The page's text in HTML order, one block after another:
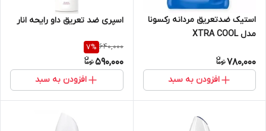
استیک ضدتعریق مردانه رکسونا
مدل XTRA COOL
780,000
افزودن به سبد
اسپری ضد تعریق داو رایحه انار
640,000
7%
590,000
افزودن به سبد